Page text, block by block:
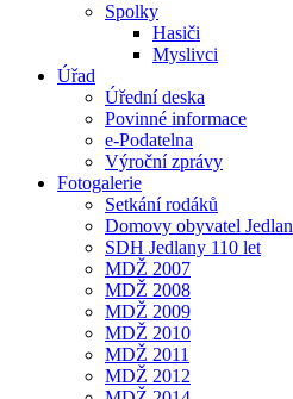
Spolky
Hasiči
Myslivci
Úřad
Úřední deska
Povinné informace
e-Podatelna
Výroční zprávy
Fotogalerie
Setkání rodáků
Domovy obyvatel Jedlan
SDH Jedlany 110 let
MDŽ 2007
MDŽ 2008
MDŽ 2009
MDŽ 2010
MDŽ 2011
MDŽ 2012